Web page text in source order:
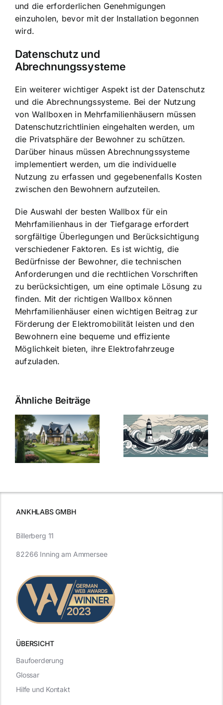
und die erforderlichen Genehmigungen
einzuholen, bevor mit der Installation begonnen
wird.
Datenschutz und
Abrechnungssysteme
Ein weiterer wichtiger Aspekt ist der Datenschutz
und die Abrechnungssysteme. Bei der Nutzung
von Wallboxen in Mehrfamilienhäusern müssen
Datenschutzrichtlinien eingehalten werden, um
die Privatsphäre der Bewohner zu schützen.
Darüber hinaus müssen Abrechnungssysteme
implementiert werden, um die individuelle
Nutzung zu erfassen und gegebenenfalls Kosten
zwischen den Bewohnern aufzuteilen.
Die Auswahl der besten Wallbox für ein
Mehrfamilienhaus in der Tiefgarage erfordert
sorgfältige Überlegungen und Berücksichtigung
verschiedener Faktoren. Es ist wichtig, die
Bedürfnisse der Bewohner, die technischen
Anforderungen und die rechtlichen Vorschriften
zu berücksichtigen, um eine optimale Lösung zu
finden. Mit der richtigen Wallbox können
Mehrfamilienhäuser einen wichtigen Beitrag zur
Förderung der Elektromobilität leisten und den
Bewohnern eine bequeme und effiziente
Möglichkeit bieten, ihre Elektrofahrzeuge
aufzuladen.
Ähnliche Beiträge
Bauzinsen im
Sturm: Die
aktuelle
Entwicklung
Die Evolution
der
Bauzinsen: Ein
Blick in die
ANKHLABS GMBH
ÜBERSICHT
Billerberg 11
82266 Inning am Ammersee
Baufoerderung
Glossar
Hilfe und Kontakt